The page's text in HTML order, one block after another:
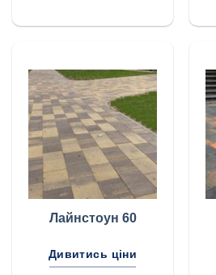
Лайнстоун 60
Дивитись ціни